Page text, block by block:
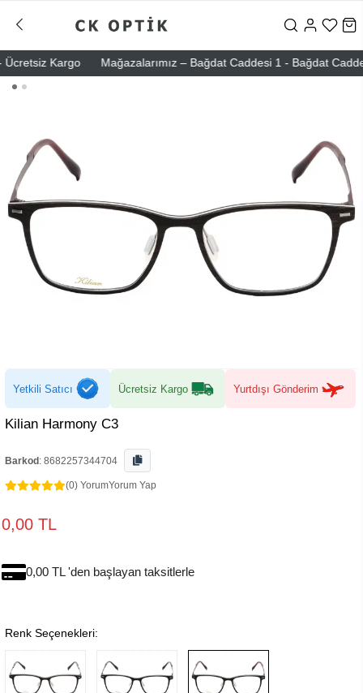
Kargo Mağazalarımız – Bağdat Caddesi 1 - Bağdat
Yetkili Satıcı Ücretsiz Kargo Yurtdışı Gönderim
Kilian Harmony C3
Barkod : 8682257344704
(0) YorumYorum Yap
0,00 TL
0,00 TL 'den başlayan taksitlerle
Renk Seçenekleri: